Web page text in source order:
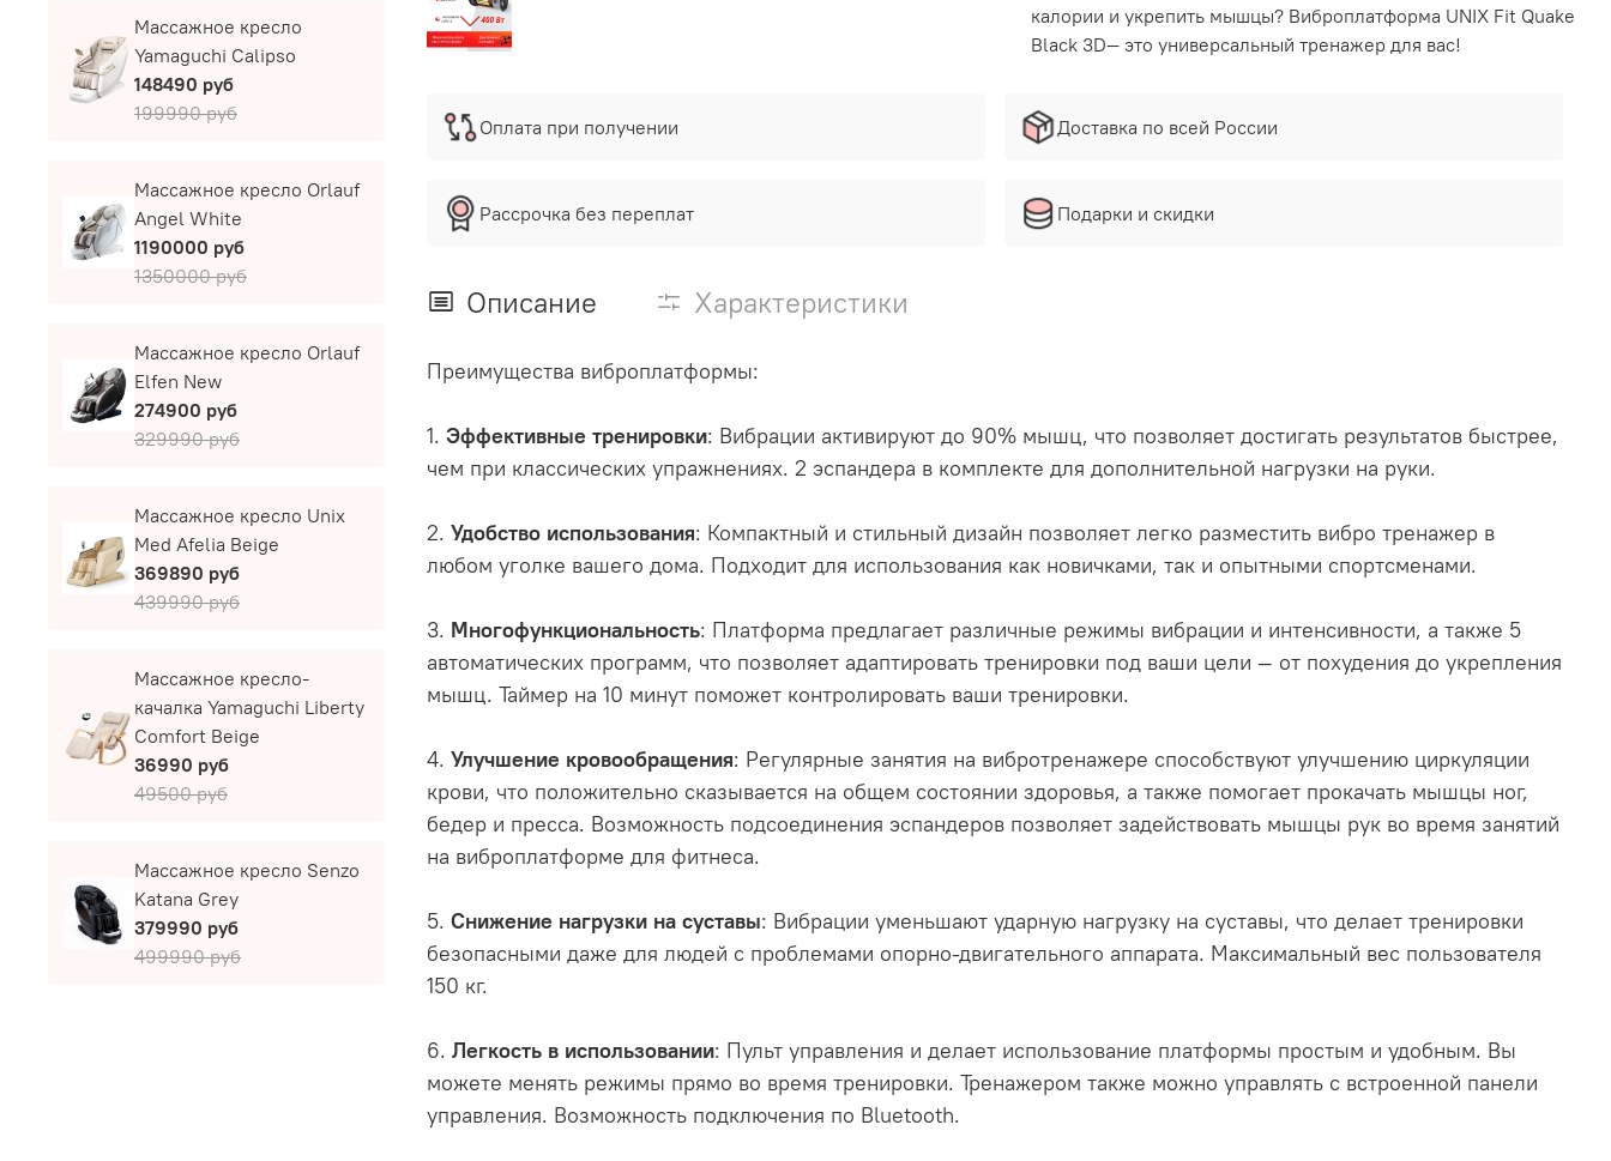
калории и укрепить мышцы? Виброплатформа UNIX Fit Quake
Black 3D— это универсальный тренажер для вас!
Оплата при получении
Рассрочка без переплат
Доставка по всей России
Подарки и скидки
Описание Характеристики
Преимущества виброплатформы:
1. Эффективные тренировки: Вибрации активируют до 90% мышц, что позволяет достигать результатов быстрее,
чем при классических упражнениях. 2 эспандера в комплекте для дополнительной нагрузки на руки.
2. Удобство использования: Компактный и стильный дизайн позволяет легко разместить вибро тренажер в
любом уголке вашего дома. Подходит для использования как новичками, так и опытными спортсменами.
3. Многофункциональность: Платформа предлагает различные режимы вибрации и интенсивности, а также 5
автоматических программ, что позволяет адаптировать тренировки под ваши цели — от похудения до укрепления
мышц. Таймер на 10 минут поможет контролировать ваши тренировки.
4. Улучшение кровообращения: Регулярные занятия на вибротренажере способствуют улучшению циркуляции
крови, что положительно сказывается на общем состоянии здоровья, а также помогает прокачать мышцы ног,
бедер и пресса. Возможность подсоединения эспандеров позволяет задействовать мышцы рук во время занятий
на виброплатформе для фитнеса.
5. Снижение нагрузки на суставы: Вибрации уменьшают ударную нагрузку на суставы, что делает тренировки
безопасными даже для людей с проблемами опорно-двигательного аппарата. Максимальный вес пользователя
150 кг.
6. Легкость в использовании: Пульт управления и делает использование платформы простым и удобным. Вы
можете менять режимы прямо во время тренировки. Тренажером также можно управлять с встроенной панели
управления. Возможность подключения по Bluetooth.
Массажное кресло
Yamaguchi Calipso
148490 руб
199990 руб
Массажное кресло Orlauf
Angel White
1190000 руб
1350000 руб
Массажное кресло Orlauf
Elfen New
274900 руб
329990 руб
Массажное кресло Unix
Med Afelia Beige
369890 руб
439990 руб
Массажное кресло-
качалка Yamaguchi Liberty
Comfort Beige
36990 руб
49500 руб
Массажное кресло Senzo
Katana Grey
379990 руб
499990 руб